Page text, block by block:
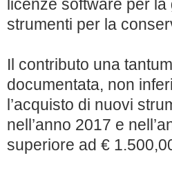
licenze software per
strumenti per la
Il contributo una
documentata, non
l’acquisto di nuovi
nell’anno 2017 e
superiore ad €